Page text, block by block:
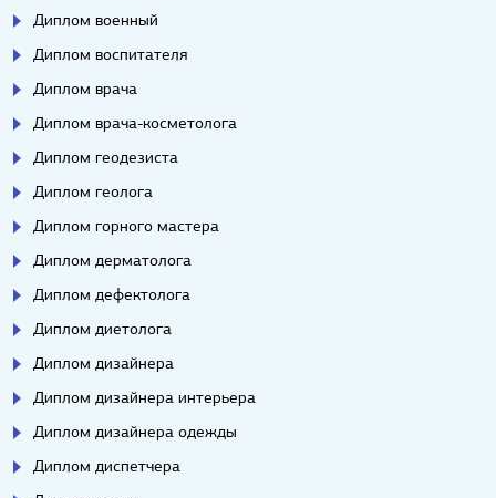
Диплом военный
Диплом воспитателя
Диплом врача
Диплом врача-косметолога
Диплом геодезиста
Диплом геолога
Диплом горного мастера
Диплом дерматолога
Диплом дефектолога
Диплом диетолога
Диплом дизайнера
Диплом дизайнера интерьера
Диплом дизайнера одежды
Диплом диспетчера